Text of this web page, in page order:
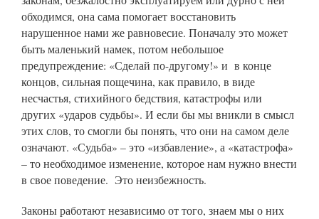
обходимся, она сама помогает восстановить
нарушенное нами же равновесие. Поначалу это может
быть маленький намек, потом небольшое
предупреждение: «Сделай по-другому!» и в конце
концов, сильная пощечина, как правило, в виде
несчастья, стихийного бедствия, катастрофы или
других «ударов судьбы». И если бы мы вникли в смысл
этих слов, то смогли бы понять, что они на самом деле
означают. «Судьба» – это «избавление», а «катастрофа»
– то необходимое изменение, которое нам нужно внести
в свое поведение. Это неизбежность.
Законы работают независимо от того, знаем мы о них